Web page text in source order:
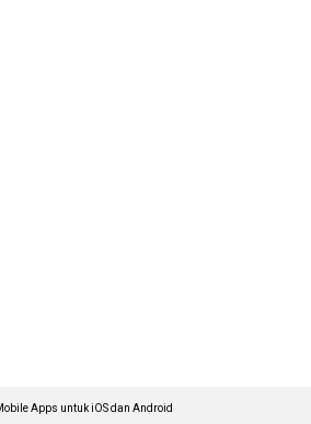
Apps untuk iOS dan Android